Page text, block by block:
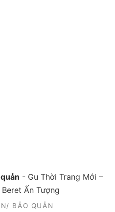
- Gu Thời Trang Mới –
Ấn Tượng
BẢO QUẢN